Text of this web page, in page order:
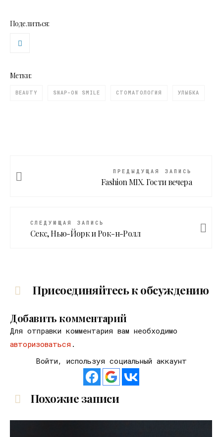
Поделиться:
Метки:
BEAUTY SNAP-ON SMILE СТОМАТОЛОГИЯ УЛЫБКА
ПРЕДЫДУЩАЯ ЗАПИСЬ
Fashion MIX. Гости вечера
СЛЕДУЮЩАЯ ЗАПИСЬ
Секс, Нью-Йорк и Рок-н-Ролл
Присоединяйтесь к обсуждению
Добавить комментарий
Для отправки комментария вам необходимо
авторизоваться .
Войти, используя социальный аккаунт
Похожие записи